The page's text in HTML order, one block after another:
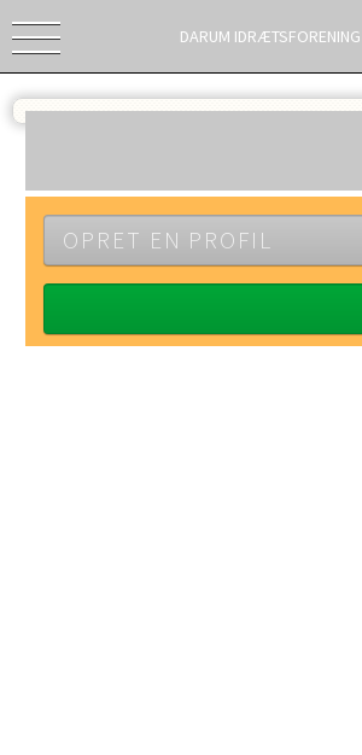
DARUM IDRÆTSFORENING
OPRET EN PROFIL